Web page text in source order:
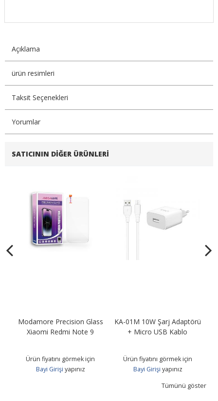
Açıklama
ürün resimleri
Taksit Seçenekleri
Yorumlar
SATICININ DIĞER ÜRÜNLERI
Precision Glass
Redmi Note 9
fiyatını görmek için
yapınız
KA-01M 10W Şarj Adaptörü
+ Micro USB Kablo
Ürün fiyatını görmek için
yapınız
KA-01i
Ürün
Tümünü göster